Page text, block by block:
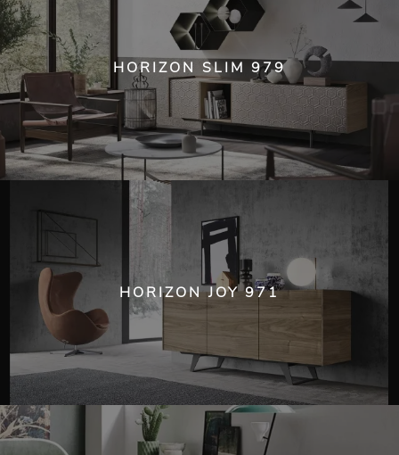
HORIZON SLIM 979
HORIZON JOY 971